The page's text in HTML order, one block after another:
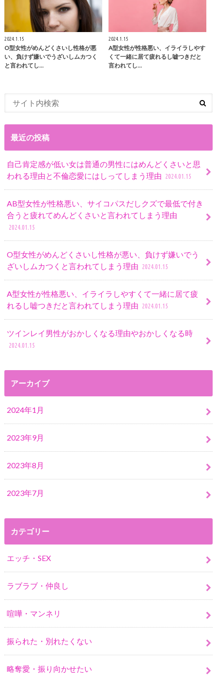
2024.1.15
O型女性がめんどくさいし性格が悪
い、負けず嫌いでうざいしムカつく
と言われてし…
2024.1.15
A型女性が性格悪い、イライラしやす
くて一緒に居て疲れるし嘘つきだと
言われてし…
最近の投稿
自己肯定感が低い女は普通の男性にはめんどくさいと思
われる理由と不倫恋愛にはしってしまう理由 2024.01.15
AB型女性が性格悪い、サイコパスだしクズで最低で付き
合うと疲れてめんどくさいと言われてしまう理由
2024.01.15
O型女性がめんどくさいし性格が悪い、負けず嫌いでう
ざいしムカつくと言われてしまう理由 2024.01.15
A型女性が性格悪い、イライラしやすくて一緒に居て疲
れるし嘘つきだと言われてしまう理由 2024.01.15
ツインレイ男性がおかしくなる理由やおかしくなる時
2024.01.15
アーカイブ
2024年1月
2023年9月
2023年8月
2023年7月
カテゴリー
エッチ・SEX
ラブラブ・仲良し
喧嘩・マンネリ
振られた・別れたくない
略奪愛・振り向かせたい